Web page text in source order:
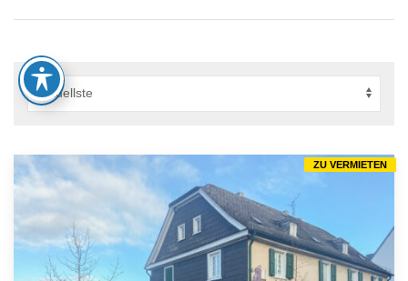
ZU VERMIETEN